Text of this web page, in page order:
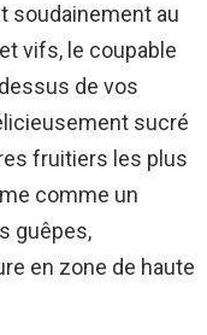
soudainement au
vifs, le coupable
de vos
sucré
fruitiers les plus
comme un
guêpes,
en zone de haute